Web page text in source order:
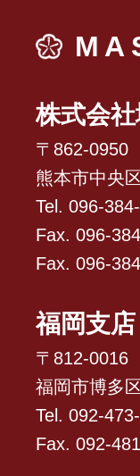
株式会
〒862-0950
熊本市中央
Tel. 096-
Fax. 096-
Fax. 096-
福岡支店
〒812-0016
福岡市博多
Tel. 092-
Fax. 092-